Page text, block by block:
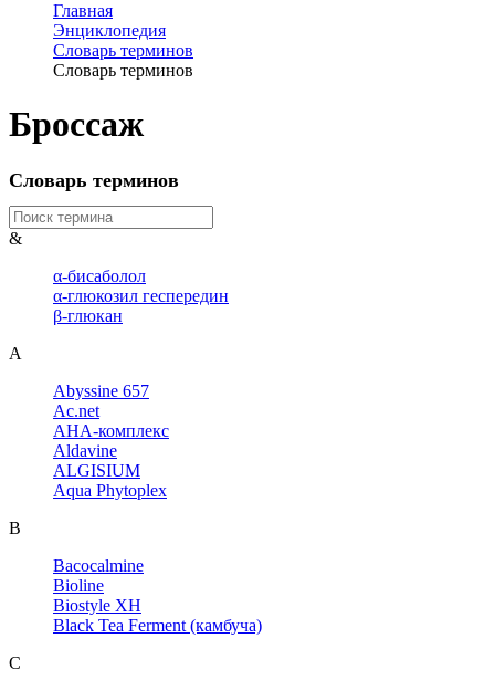
Главная
Энциклопедия
Словарь терминов
Словарь терминов
Броссаж
Словарь терминов
&
α-бисаболол
α-глюкозил геспередин
β-глюкан
A
Abyssine 657
Ac.net
AHA-комплекс
Aldavine
ALGISIUM
Aqua Phytoplex
B
Bacocalmine
Bioline
Biostyle XH
Black Tea Ferment (камбуча)
C